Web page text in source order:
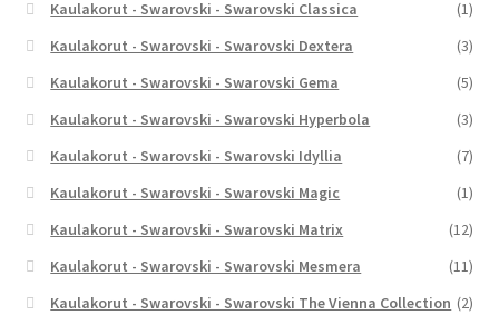
Kaulakorut - Swarovski - Swarovski Classica
(1)
Kaulakorut - Swarovski - Swarovski Dextera
(3)
Kaulakorut - Swarovski - Swarovski Gema
(5)
Kaulakorut - Swarovski - Swarovski Hyperbola
(3)
Kaulakorut - Swarovski - Swarovski Idyllia
(7)
Kaulakorut - Swarovski - Swarovski Magic
(1)
Kaulakorut - Swarovski - Swarovski Matrix
(12)
Kaulakorut - Swarovski - Swarovski Mesmera
(11)
Kaulakorut - Swarovski - Swarovski The Vienna Collection (2)